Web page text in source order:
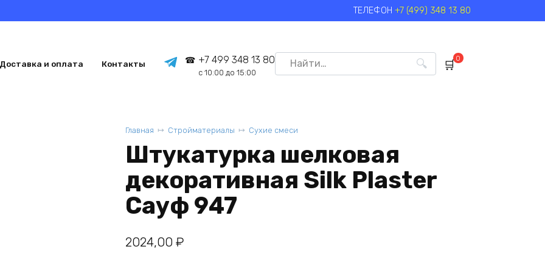
ТЕЛЕФОН +7 (499) 348 13 80
Доставка и оплата Контакты +7 499 348 13 80
с 10:00 до 15:00
Search
for:
0
Главная Стройматериалы Сухие смеси
Штукатурка шелковая
декоративная Silk Plaster
Сауф 947
2024,00 ₽